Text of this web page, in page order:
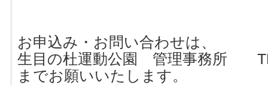
お申込み・お問い合わせは、
生目の杜運動公園 管理事務所
までお願いいたします。